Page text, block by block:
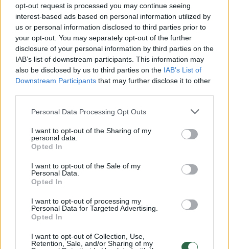
opt-out request is processed you may continue seeing
interest-based ads based on personal information utilized by
us or personal information disclosed to third parties prior to
your opt-out. You may separately opt-out of the further
disclosure of your personal information by third parties on the
IAB’s list of downstream participants. This information may
also be disclosed by us to third parties on the IAB’s List of
Downstream Participants that may further disclose it to other
Personal Data Processing Opt Outs
I want to opt-out of the Sharing of my
personal data.
Opted In
I want to opt-out of the Sale of my
Personal Data.
Opted In
I want to opt-out of processing my
Personal Data for Targeted Advertising.
Opted In
I want to opt-out of Collection, Use,
Retention, Sale, and/or Sharing of my
Visi įrašai
Žiūrimiausi įrašai
32 laipsnių šilumos
Žinios | Orai
Nufilmavo, kaip patvino Vilniaus Vakarinis aplinkkelis:
vaizdas pribloškia